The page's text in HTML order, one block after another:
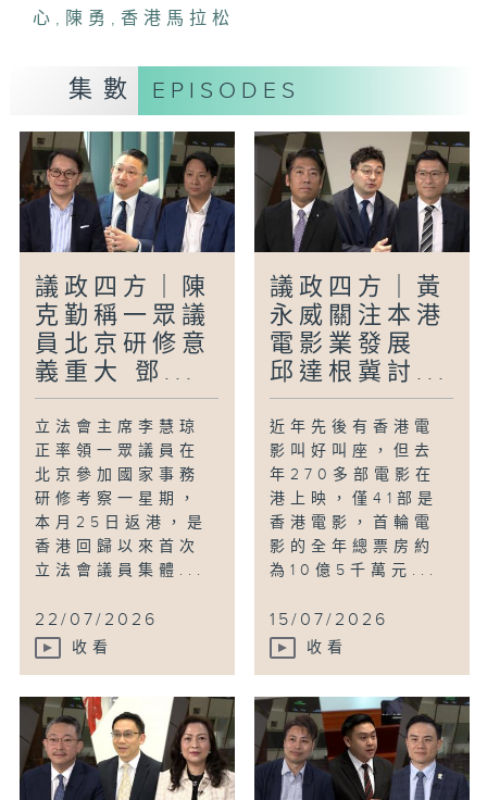
特區」，並盡快產生新的創科成果。
「議會．人」訪問了經民聯選委界議員鄧銘
晰，就是要當一個「好議員」，而要達成這
個目標需要極具責任心，想市民所想。
心 , 陳勇 , 香港馬拉松
集數 EPISODES
議政四方｜陳
克勤稱一眾議
員北京研修意
義重大 鄧...
立法會主席李慧琼
正率領一眾議員在
北京參加國家事務
研修考察一星期，
本月25日返港，是
香港回歸以來首次
立法會議員集體...
22/07/2026
收看
議政四方｜黃
永威關注本港
電影業發展
邱達根冀討...
近年先後有香港電
影叫好叫座，但去
年270多部電影在
港上映，僅41部是
香港電影，首輪電
影的全年總票房約
為10億5千萬元...
15/07/2026
收看